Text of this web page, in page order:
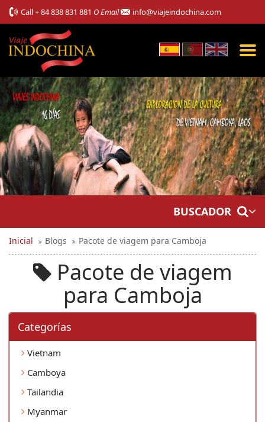
Call+ 84 838 831 881 O Email info@viajeindochina.com
BUSCADOR
Inicial Blogs Pacote de viagem para Camboja
Pacote de viagem
para Camboja
Categorí­as
Vietnam
Camboya
Tailandia
Myanmar